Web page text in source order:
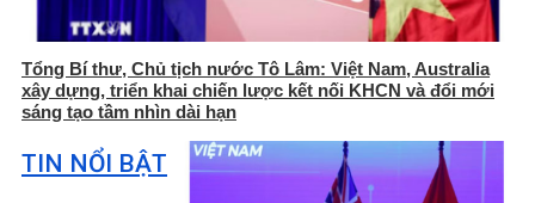
Tổng Bí thư, Chủ tịch nước Tô Lâm: Việt Nam, Australia
xây dựng, triển khai chiến lược kết nối KHCN và đổi mới
sáng tạo tầm nhìn dài hạn
TIN NỔI BẬT